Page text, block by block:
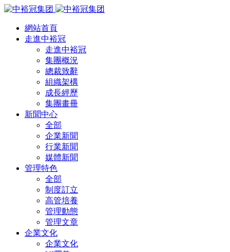
網站首頁
走進中裕冠
走進中裕冠
集團概況
總裁致辭
組織架構
成長經歷
集團畫冊
新聞中心
全部
企業新聞
行業新聞
媒體新聞
管理特色
全部
制度訂立
高管培養
管理動態
管理文章
企業文化
企業文化